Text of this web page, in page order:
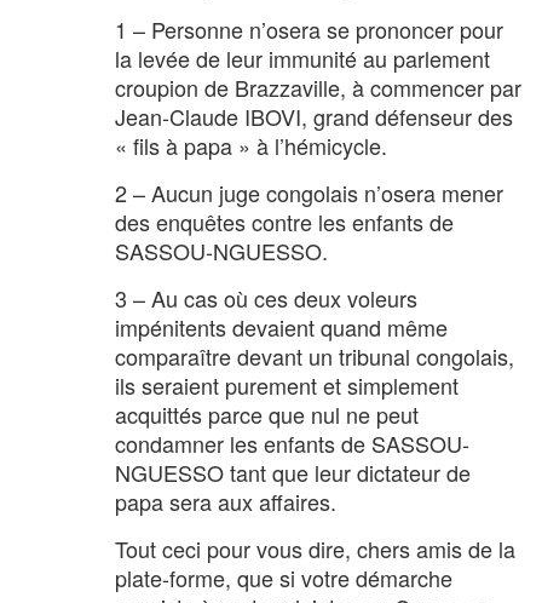
1 – Personne n’osera se prononcer pour
la levée de leur immunité au parlement
croupion de Brazzaville, à commencer par
Jean-Claude IBOVI, grand défenseur des
« fils à papa » à l’hémicycle.
2 – Aucun juge congolais n’osera mener
des enquêtes contre les enfants de
SASSOU-NGUESSO.
3 – Au cas où ces deux voleurs
impénitents devaient quand même
comparaître devant un tribunal congolais,
ils seraient purement et simplement
acquittés parce que nul ne peut
condamner les enfants de SASSOU-
NGUESSO tant que leur dictateur de
papa sera aux affaires.
Tout ceci pour vous dire, chers amis de la
plate-forme, que si votre démarche